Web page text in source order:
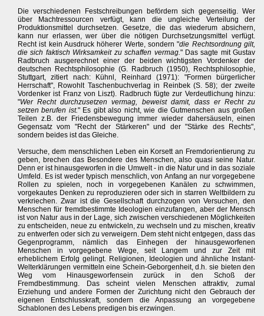
Die verschiedenen Festschreibungen befördern sich gegenseitig. Wer
über Machtressourcen verfügt, kann die ungleiche Verteilung der
Produktionsmittel durchsetzen. Gesetze, die das wiederum absichern,
kann nur erlassen, wer über die nötigen Durchsetzungsmittel verfügt.
Recht ist kein Ausdruck höherer Werte, sondern "die Rechtsordnung gilt,
die sich faktisch Wirksamkeit zu schaffen vermag." Das sagte mit Gustav
Radbruch ausgerechnet einer der beiden wichtigsten Vordenker der
deutschen Rechtsphilosophie (G. Radbruch (1950), Rechtsphilosophie,
Stuttgart, zitiert nach: Kühnl, Reinhard (1971): "Formen bürgerlicher
Herrschaft", Rowohlt Taschenbuchverlag in Reinbek (S. 58); der zweite
Vordenker ist Franz von Liszt). Radbruch fügte zur Verdeutlichung hinzu:
"Wer Recht durchzusetzen vermag, beweist damit, dass er Recht zu
setzen berufen ist." Es gibt also nicht, wie die Gutmenschen aus großen
Teilen z.B. der Friedensbewegung immer wieder dahersäuseln, einen
Gegensatz vom "Recht der Stärkeren" und der "Stärke des Rechts",
sondern beides ist das Gleiche.
Versuche, dem menschlichen Leben ein Korsett an Fremdorientierung zu
geben, brechen das Besondere des Menschen, also quasi seine Natur.
Denn er ist hinausgeworfen in die Umwelt - in die Natur und in das soziale
Umfeld. Es ist weder typisch menschlich, von Anfang an nur vorgegebene
Rollen zu spielen, noch in vorgegebenen Kanälen zu schwimmen,
vorgekautes Denken zu reproduzieren oder sich in starren Weltbildern zu
verkriechen. Zwar ist die Gesellschaft durchzogen von Versuchen, den
Menschen für fremdbestimmte Ideologien einzufangen, aber der Mensch
ist von Natur aus in der Lage, sich zwischen verschiedenen Möglichkeiten
zu entscheiden, neue zu entwickeln, zu wechseln und zu mischen, kreativ
zu entwerfen oder sich zu verweigern. Dem steht nicht entgegen, dass das
Gegenprogramm, nämlich das Einhegen der hinausgeworfenen
Menschen in vorgegebene Wege, seit Langem und zur Zeit mit
erheblichem Erfolg gelingt. Religionen, Ideologien und ähnliche Instant-
Welterklärungen vermitteln eine Schein-Geborgenheit, d.h. sie bieten den
Weg vom Hinausgeworfensein zurück in den Schoß der
Fremdbestimmung. Das scheint vielen Menschen attraktiv, zumal
Erziehung und andere Formen der Zurichtung nicht den Gebrauch der
eigenen Entschlusskraft, sondern die Anpassung an vorgegebene
Schablonen des Lebens predigen bis erzwingen.